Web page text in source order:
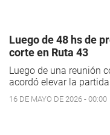
Luego de 48 hs de
corte en Ruta 43
Luego de una reunión
acordó elevar la
16 DE MAYO DE 2026 - 00:00